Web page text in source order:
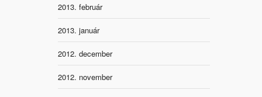
2013. február
2013. január
2012. december
2012. november